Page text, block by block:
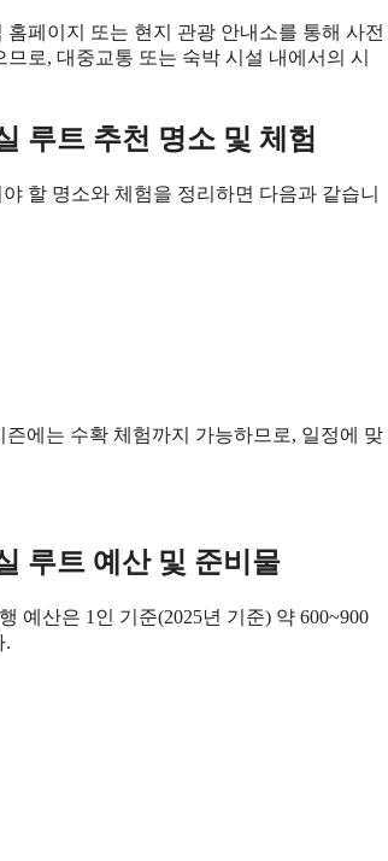
페이지 또는 현지 관광 안내소를 통해 사전
로, 대중교통 또는 숙박 시설 내에서의 시
루트 추천 명소 및 체험
할 명소와 체험을 정리하면 다음과 같습니
에는 수확 체험까지 가능하므로, 일정에 맞
루트 예산 및 준비물
예산은 1인 기준(2025년 기준) 약 600~900
.